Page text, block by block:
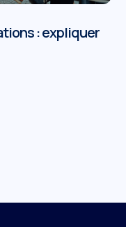
: expliquer